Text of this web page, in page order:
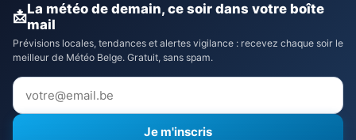
📩La météo de demain, ce soir dans votre boîte
mail
Prévisions locales, tendances et alertes vigilance : recevez chaque soir le
meilleur de Météo Belge. Gratuit, sans spam.
Je m'inscris